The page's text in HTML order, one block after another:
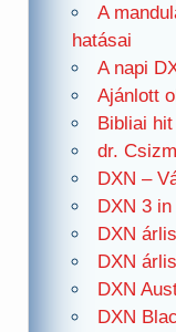
A
hatásai
A napi
Ajánlott
Bibliai hit
dr.
DXN –
DXN 3
DXN
DXN
DXN
DXN